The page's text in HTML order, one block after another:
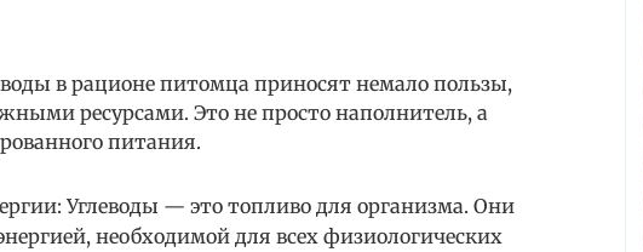
в рационе питомца приносят немало пользы,
ресурсами. Это не просто наполнитель, а
питания.
Углеводы — это топливо для организма. Они
необходимой для всех физиологических